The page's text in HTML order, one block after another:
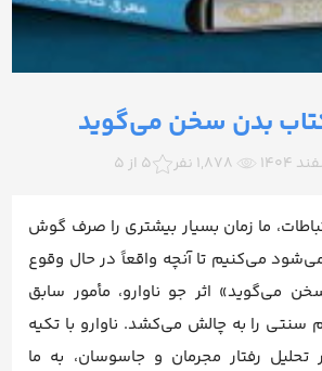
بدن سخن می‌گوید
1,878 نفر 5 از 5
ما زمان بسیار بیشتری را صرف گوش
می‌کنیم تا آنچه واقعاً در حال وقوع
می‌گوید» اثر جو ناوارو، مأمور سابق
سنتی را به چالش می‌کشد. ناوارو با تکیه
تحلیل رفتار مجرمان و جاسوسان، به ما